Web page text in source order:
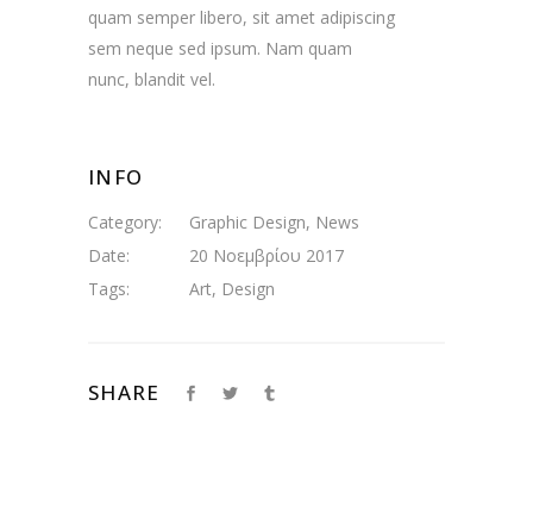
quam semper libero, sit amet adipiscing
sem neque sed ipsum. Nam quam
nunc, blandit vel.
INFO
Category: Graphic Design, News
Date:
20 Νοεμβρίου 2017
Tags:
Art, Design
SHARE